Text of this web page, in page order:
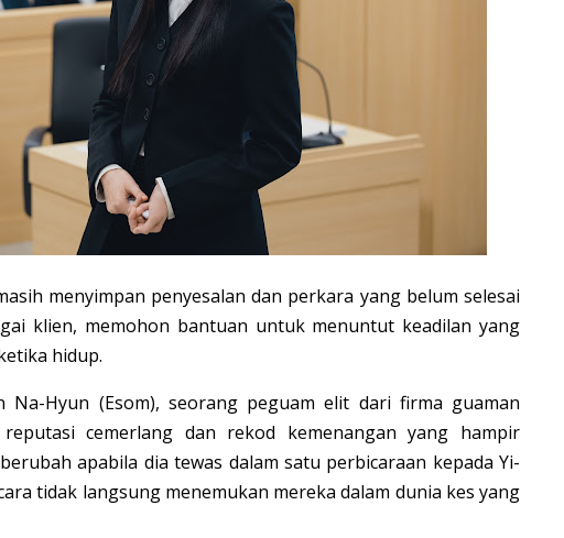
menyimpan penyesalan dan perkara yang belum selesai
klien, memohon bantuan untuk menuntut keadilan yang
hidup.
Na-Hyun (Esom), seorang peguam elit dari firma guaman
cemerlang dan rekod kemenangan yang hampir
apabila dia tewas dalam satu perbicaraan kepada Yi-
tidak langsung menemukan mereka dalam dunia kes yang